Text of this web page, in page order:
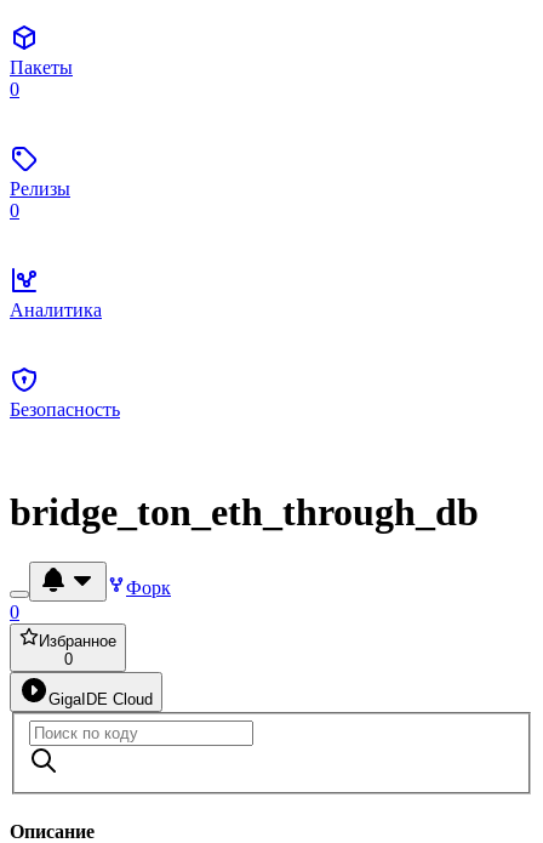
Пакеты
0
Релизы
0
Аналитика
Безопасность
bridge_ton_eth_through_db
Форк
0
Избранное
0
GigaIDE Cloud
Описание